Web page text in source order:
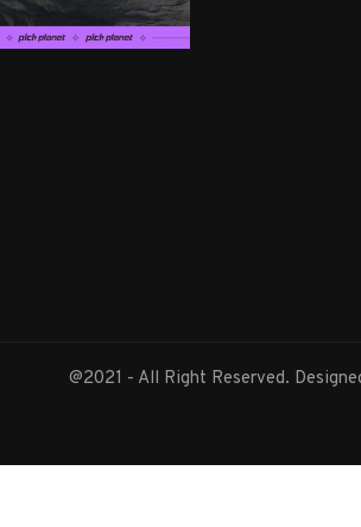
@2021 - All Right Reserved.